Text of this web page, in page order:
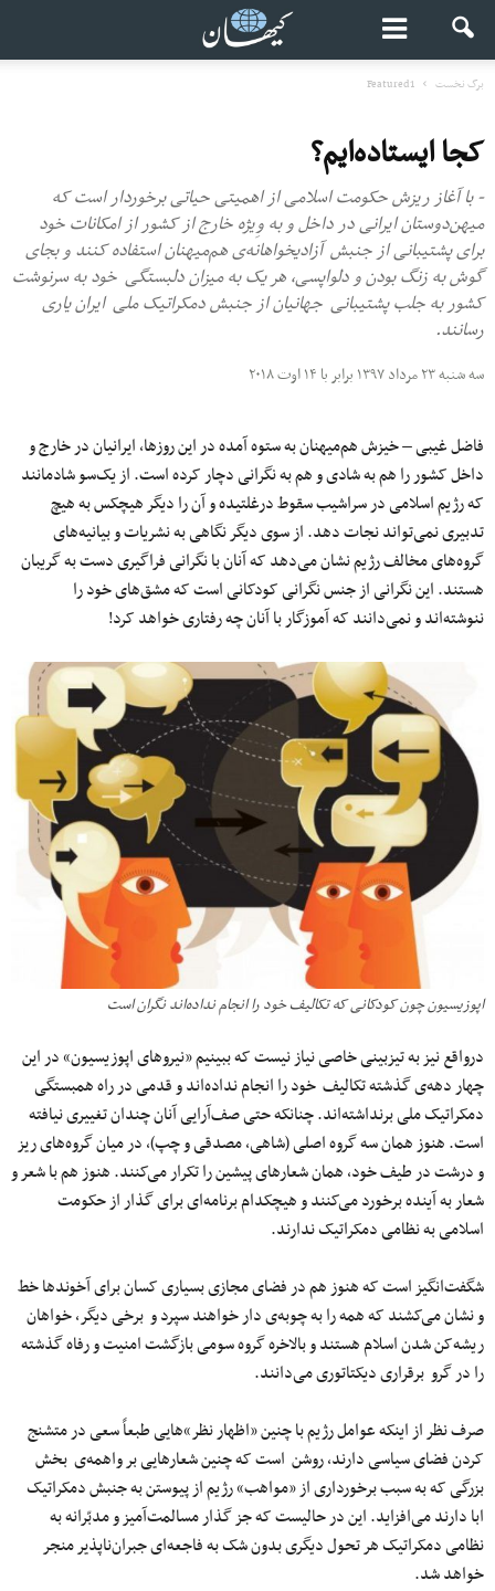
برگ نخست Featured1
کجا ایستاده‌ایم؟
- با آغاز ریزش حکومت اسلامی از اهمیتی حیاتی برخوردار است که
میهن‌دوستان ایرانی در داخل و به وِیژه خارج از کشور از امکانات خود
برای پشتیبانی از جنبش آزادیخواهانه‌ی هم‌میهنان استفاده کنند و بجای
گوش به زنگ بودن و دلواپسی، هر یک به میزان دلبستگی خود به سرنوشت
کشور به جلب پشتیبانی جهانیان از جنبش دمکراتیک ملی ایران یاری
رسانند.
سه شنبه ۲۳ مرداد ۱۳۹۷ برابر با ۱۴ اوت ۲۰۱۸
فاضل غیبی – خیزش هم‌میهنان به ستوه آمده در این روزها، ایرانیان در خارج و
داخل کشور را هم به شادی و هم به نگرانی دچار کرده است. از یک‌سو شادمانند
که رژیم اسلامی در سراشیب سقوط درغلتیده و آن را دیگر هیچکس به هیچ
تدبیری نمی‌تواند نجات دهد. از سوی دیگر نگاهی به نشریات و بیانیه‌های
گروه‌های مخالف رژیم نشان می‌دهد که آنان با نگرانی فراگیری دست به گریبان
هستند. این نگرانی از جنس نگرانی کودکانی است که مشق‌های خود را
ننوشته‌اند و نمی‌دانند که آموزگار با آنان چه رفتاری خواهد کرد!
اپوزیسیون چون کودکانی که تکالیف خود را انجام نداده‌اند نگران است
درواقع نیز به تیزبینی خاصی نیاز نیست که ببینیم «نیروهای اپوزیسیون» در این
چهار دهه‌ی گذشته تکالیف خود را انجام نداده‌اند و قدمی‌ در راه همبستگی
دمکراتیک ملی برنداشته‌اند. چنانکه حتی صف‌آرایی آنان چندان تغییری نیافته
است. هنوز همان سه گروه اصلی (شاهی، مصدقی و چپ)، در میان گروه‌های ریز
و درشت در طیف خود، همان شعارهای پیشین را تکرار می‌کنند. هنوز هم با شعر و
شعار به آینده برخورد می‌کنند و هیچکدام برنامه‌ای برای گذار از حکومت
اسلامی به نظامی دمکراتیک ندارند.
شگفت‌انگیز است که هنوز هم در فضای مجازی بسیاری کسان برای آخوندها خط
و نشان می‌کشند که همه را به چوبه‌ی دار خواهند سپرد و برخی دیگر، خواهان
ریشه‌کن شدن اسلام هستند و بالاخره گروه سومی‌ بازگشت امنیت و رفاه گذشته
را در گرو برقراری دیکتاتوری می‌دانند.
صرف نظر از اینکه عوامل رژیم با چنین «اظهار نظر»هایی طبعاً سعی در متشنج
کردن فضای سیاسی دارند، روشن است که چنین شعارهایی بر واهمه‌ی بخش
بزرگی که به سبب برخورداری از «مواهب» رژیم از پیوستن به جنبش دمکراتیک
ابا دارند می‌افزاید. این در حالیست که جز گذار مسالمت‌آمیز و مدبّرانه به
نظامی دمکراتیک هر تحول دیگری بدون شک به فاجعه‌ای جبران‌ناپذیر منجر
خواهد شد.